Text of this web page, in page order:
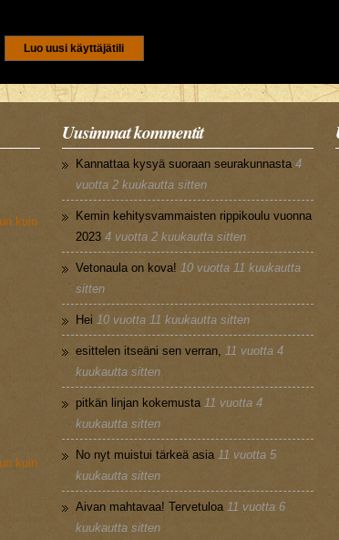
CAPTCHA
Tällä kysymyksellä varmistetaan ettet ole robotti.
5+3
kuin
kuin
Uusimmat kommentit
Kannattaa kysyä suoraan seurakunnasta 4
vuotta 2 kuukautta sitten
Kemin kehitysvammaisten rippikoulu vuonna
2023 4 vuotta 2 kuukautta sitten
Vetonaula on kova! 10 vuotta 11 kuukautta
sitten
Hei 10 vuotta 11 kuukautta sitten
esittelen itseäni sen verran, 11 vuotta 4
kuukautta sitten
pitkän linjan kokemusta 11 vuotta 4
kuukautta sitten
No nyt muistui tärkeä asia 11 vuotta 5
kuukautta sitten
Aivan mahtavaa! Tervetuloa 11 vuotta 6
kuukautta sitten